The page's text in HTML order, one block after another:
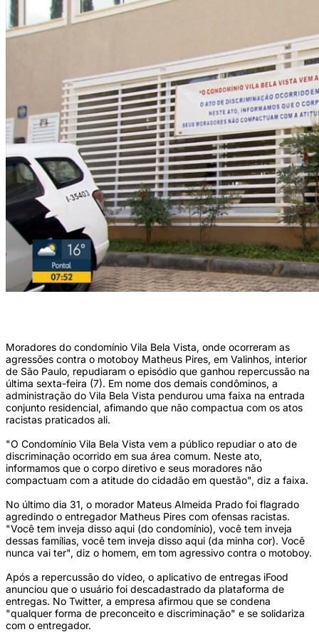
Moradores do condomínio Vila Bela Vista, onde ocorreram as
agressões contra o motoboy Matheus Pires, em Valinhos, interior
de São Paulo, repudiaram o episódio que ganhou repercussão na
última sexta-feira (7). Em nome dos demais condôminos, a
administração do Vila Bela Vista pendurou uma faixa na entrada
conjunto residencial, afimando que não compactua com os atos
racistas praticados ali.
"O Condomínio Vila Bela Vista vem a público repudiar o ato de
discriminação ocorrido em sua área comum. Neste ato,
informamos que o corpo diretivo e seus moradores não
compactuam com a atitude do cidadão em questão", diz a faixa.
No último dia 31, o morador Mateus Almeida Prado foi flagrado
agredindo o entregador Matheus Pires com ofensas racistas.
"Você tem inveja disso aqui (do condomínio), você tem inveja
dessas famílias, você tem inveja disso aqui (da minha cor). Você
nunca vai ter", diz o homem, em tom agressivo contra o motoboy.
Após a repercussão do vídeo, o aplicativo de entregas iFood
anunciou que o usuário foi descadastrado da plataforma de
entregas. No Twitter, a empresa afirmou que se condena
"qualquer forma de preconceito e discriminação" e se solidariza
com o entregador.